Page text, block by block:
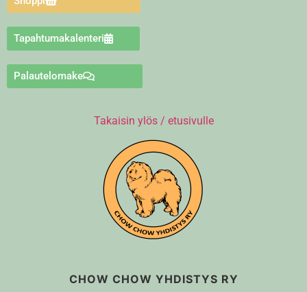
Tapahtumakalenteri
Palautelomake
Takaisin ylös / etusivulle
CHOW CHOW YHDISTYS RY